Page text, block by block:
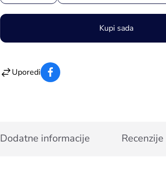
Kupi sada
Uporedi
Dodatne informacije Recenzije